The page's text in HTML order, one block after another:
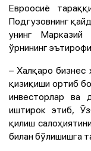
Евроосиё
Подгузовнинг
унинг Марказий
ўрнининг
– Халқаро бизнес
қизиқиши ортиб
инвесторлар ва
иштирок этиб,
қилиш
билан бўлишишга